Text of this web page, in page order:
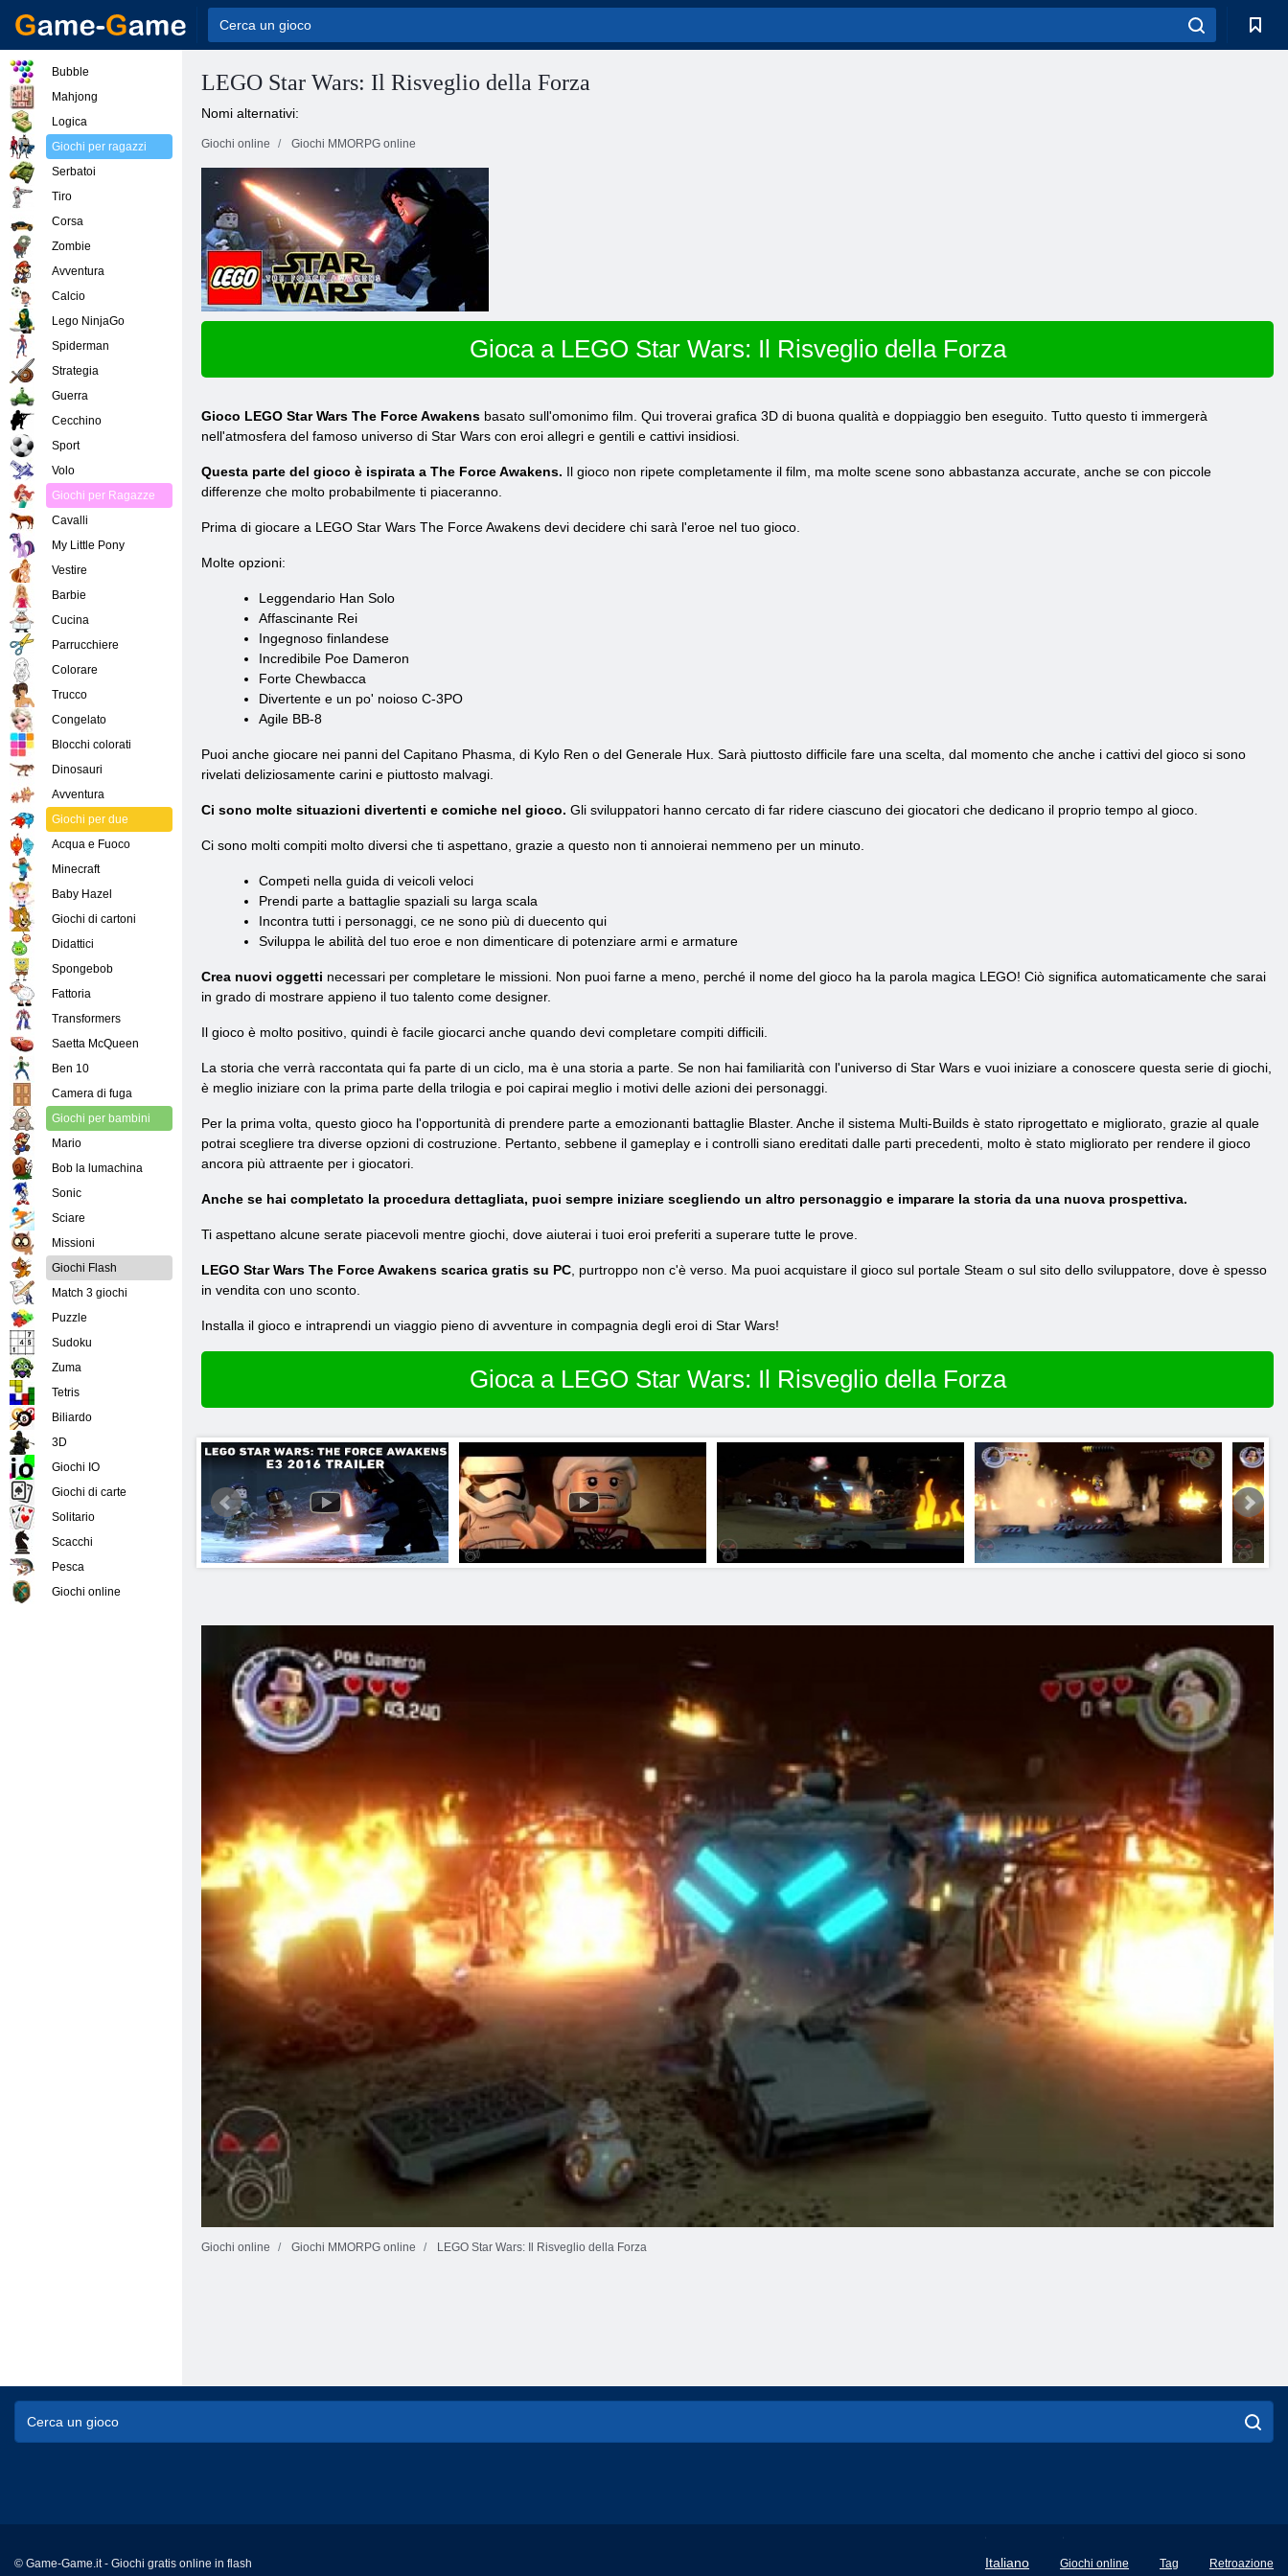
LEGO Star Wars: Il Risveglio della Forza
Nomi alternativi:
Giochi online Giochi MMORPG online
Gioca a LEGO Star Wars: Il Risveglio della Forza
Gioco LEGO Star Wars The Force Awakens basato sull'omonimo film. Qui troverai grafica 3D di buona qualità e doppiaggio ben eseguito. Tutto questo ti immergerà
nell'atmosfera del famoso universo di Star Wars con eroi allegri e gentili e cattivi insidiosi.
Questa parte del gioco è ispirata a The Force Awakens. Il gioco non ripete completamente il film, ma molte scene sono abbastanza accurate, anche se con piccole
differenze che molto probabilmente ti piaceranno.
Prima di giocare a LEGO Star Wars The Force Awakens devi decidere chi sarà l'eroe nel tuo gioco.
Molte opzioni:
Leggendario Han Solo
Affascinante Rei
Ingegnoso finlandese
Incredibile Poe Dameron
Forte Chewbacca
Divertente e un po' noioso C-3PO
Agile BB-8
Puoi anche giocare nei panni del Capitano Phasma, di Kylo Ren o del Generale Hux. Sarà piuttosto difficile fare una scelta, dal momento che anche i cattivi del gioco si sono
rivelati deliziosamente carini e piuttosto malvagi.
Ci sono molte situazioni divertenti e comiche nel gioco. Gli sviluppatori hanno cercato di far ridere ciascuno dei giocatori che dedicano il proprio tempo al gioco.
Ci sono molti compiti molto diversi che ti aspettano, grazie a questo non ti annoierai nemmeno per un minuto.
Competi nella guida di veicoli veloci
Prendi parte a battaglie spaziali su larga scala
Incontra tutti i personaggi, ce ne sono più di duecento qui
Sviluppa le abilità del tuo eroe e non dimenticare di potenziare armi e armature
Crea nuovi oggetti necessari per completare le missioni. Non puoi farne a meno, perché il nome del gioco ha la parola magica LEGO! Ciò significa automaticamente che sarai
in grado di mostrare appieno il tuo talento come designer.
Il gioco è molto positivo, quindi è facile giocarci anche quando devi completare compiti difficili.
La storia che verrà raccontata qui fa parte di un ciclo, ma è una storia a parte. Se non hai familiarità con l'universo di Star Wars e vuoi iniziare a conoscere questa serie di giochi,
è meglio iniziare con la prima parte della trilogia e poi capirai meglio i motivi delle azioni dei personaggi.
Per la prima volta, questo gioco ha l'opportunità di prendere parte a emozionanti battaglie Blaster. Anche il sistema Multi-Builds è stato riprogettato e migliorato, grazie al quale
potrai scegliere tra diverse opzioni di costruzione. Pertanto, sebbene il gameplay e i controlli siano ereditati dalle parti precedenti, molto è stato migliorato per rendere il gioco
ancora più attraente per i giocatori.
Anche se hai completato la procedura dettagliata, puoi sempre iniziare scegliendo un altro personaggio e imparare la storia da una nuova prospettiva.
Ti aspettano alcune serate piacevoli mentre giochi, dove aiuterai i tuoi eroi preferiti a superare tutte le prove.
LEGO Star Wars The Force Awakens scarica gratis su PC , purtroppo non c'è verso. Ma puoi acquistare il gioco sul portale Steam o sul sito dello sviluppatore, dove è spesso
in vendita con uno sconto.
Installa il gioco e intraprendi un viaggio pieno di avventure in compagnia degli eroi di Star Wars!
Gioca a LEGO Star Wars: Il Risveglio della Forza
Giochi online Giochi MMORPG online LEGO Star Wars: Il Risveglio della Forza
Bubble
Mahjong
Logica
Giochi per ragazzi
Serbatoi
Tiro
Corsa
Zombie
Avventura
Calcio
Lego NinjaGo
Spiderman
Strategia
Guerra
Cecchino
Sport
Volo
Giochi per Ragazze
Cavalli
My Little Pony
Vestire
Barbie
Cucina
Parrucchiere
Colorare
Trucco
Congelato
Blocchi colorati
Dinosauri
Avventura
Giochi per due
Acqua e Fuoco
Minecraft
Baby Hazel
Giochi di cartoni
Didattici
Spongebob
Fattoria
Transformers
Saetta McQueen
Ben 10
Camera di fuga
Giochi per bambini
Mario
Bob la lumachina
Sonic
Sciare
Missioni
Giochi Flash
Match 3 giochi
Puzzle
Sudoku
Zuma
Tetris
Biliardo
3D
Giochi IO
Giochi di carte
Solitario
Scacchi
Pesca
Giochi online
© Game-Game.it - Giochi gratis online in flash Italiano
English
Giochi online Tag Retroazione